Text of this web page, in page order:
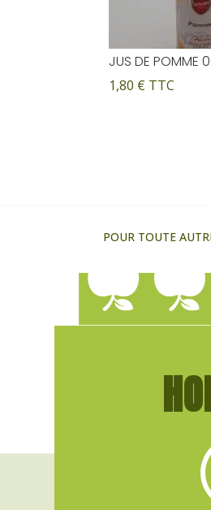
JUS DE POMME
1,80 € TTC
POUR TOUTE